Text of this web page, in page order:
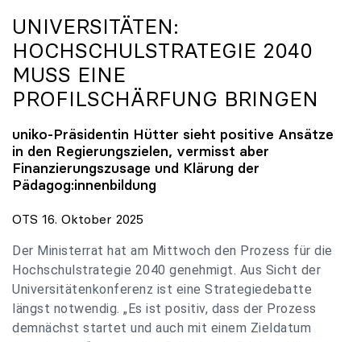
UNIVERSITÄTEN:
HOCHSCHULSTRATEGIE 2040
MUSS EINE
PROFILSCHÄRFUNG BRINGEN
uniko-Präsidentin Hütter sieht positive Ansätze
in den Regierungszielen, vermisst aber
Finanzierungszusage und Klärung der
Pädagog:innenbildung
OTS 16. Oktober 2025
Der Ministerrat hat am Mittwoch den Prozess für die
Hochschulstrategie 2040 genehmigt. Aus Sicht der
Universitätenkonferenz ist eine Strategiedebatte
längst notwendig. „Es ist positiv, dass der Prozess
demnächst startet und auch mit einem Zieldatum